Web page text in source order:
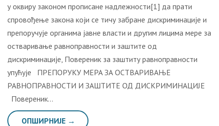
у оквиру законом прописане надлежности[1] да прати
спровођење закона који се тичу забране дискриминације и
препоручује органима јавне власти и другим лицима мере за
остваривање равноправности и заштите од
дискриминације, Повереник за заштиту равноправности
упућује ПРЕПОРУКУ МЕРА ЗА ОСТВАРИВАЊЕ
РАВНОПРАВНОСТИ И ЗАШТИТЕ ОД ДИСКРИМИНАЦИЈЕ
Повереник…
ОПШИРНИЈЕ →